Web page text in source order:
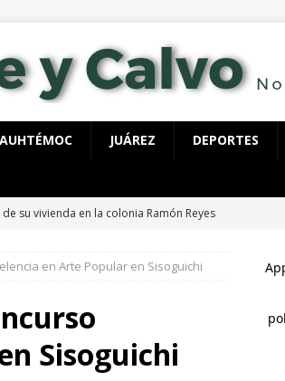
JUÁREZ DEPORTES
su vivienda en la colonia Ramón Reyes
cocaína, tenía órdenes de aprehensión
en Arte Popular en Sisoguichi
Sisoguichi